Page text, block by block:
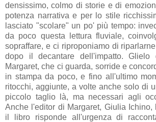
densissimo, colmo di storie e di
potenza narrativa e per lo stile
lasciato "scolare" un po' più tempo:
da poco questa lettura fluviale,
sopraffare, e ci riproponiamo di
dopo il decantare dell'impatto. Glielo
Margaret, che ci guarda, sorride e
in stampa da poco, e fino all'ultimo
ritocchi, aggiunte, a volte anche solo di
piccolo taglio là, ma necessari agli
Anche l'editor di Margaret, Giulia Ichino,
il libro risponde all'urgenza di